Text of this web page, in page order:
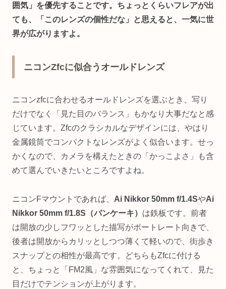
囲気」を優先することです。ちょっとくらいフレアが出
ても、「このレンズの個性だな」と思えると、一気に世
界が広がりますよ。
ニコンZfcに似合うオールドレンズ
ニコンzfcに合わせるオールドレンズを選ぶとき、写り
だけでなく「見た目のバランス」もかなり大事だなと感
じています。Zfcのクラシカルなデザインには、やはり
金属鏡筒でコンパクトなレンズがよく似合います。せっ
かくなので、カメラを構えたときの「かっこよさ」も含
めて選んでいきたいところですよね。
ニコンFマウントであれば、 Ai Nikkor 50mm f/1.4SやAi
Nikkor 50mm f/1.8S（パンケーキ） は鉄板です。前者
は開放の少しフワッとした描写がポートレート向きで、
後者は開放からカリッとしつつ薄くて軽いので、街歩き
スナップとの相性が最高です。どちらもZfcに付ける
と、ちょっと「FM2風」な雰囲気になってくれて、見た
目だけでテンションが上がります。